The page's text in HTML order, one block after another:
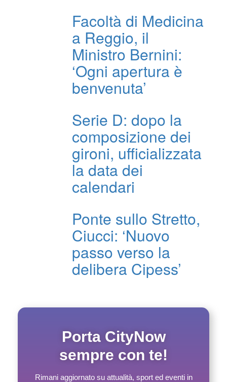
Facoltà di Medicina
a Reggio, il
Ministro Bernini:
‘Ogni apertura è
benvenuta’
Serie D: dopo la
composizione dei
gironi, ufficializzata
la data dei
calendari
Ponte sullo Stretto,
Ciucci: ‘Nuovo
passo verso la
delibera Cipess’
Porta CityNow
sempre con te!
Rimani aggiornato su attualità, sport ed eventi in